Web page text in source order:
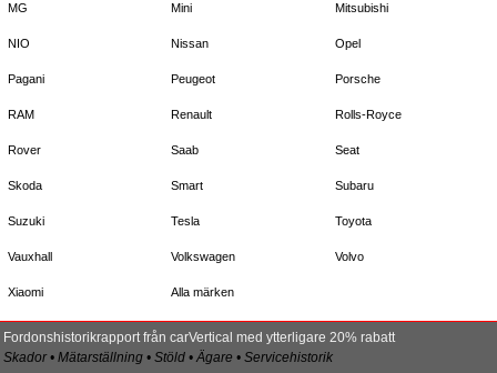
MG Mini Mitsubishi
NIO Nissan Opel
Pagani Peugeot Porsche
RAM Renault Rolls-Royce
Rover Saab Seat
Skoda Smart Subaru
Suzuki Tesla Toyota
Vauxhall Volkswagen Volvo
Xiaomi Alla märken
Fordonshistorikrapport från carVertical med ytterligare 20% rabatt
Skador • Mätarställning • Stöld • Ägare • Servicehistorik